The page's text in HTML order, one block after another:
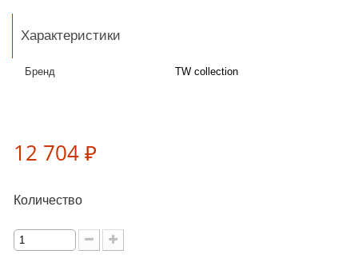
Характеристики
Бренд TW collection
12 704 ₽
Количество